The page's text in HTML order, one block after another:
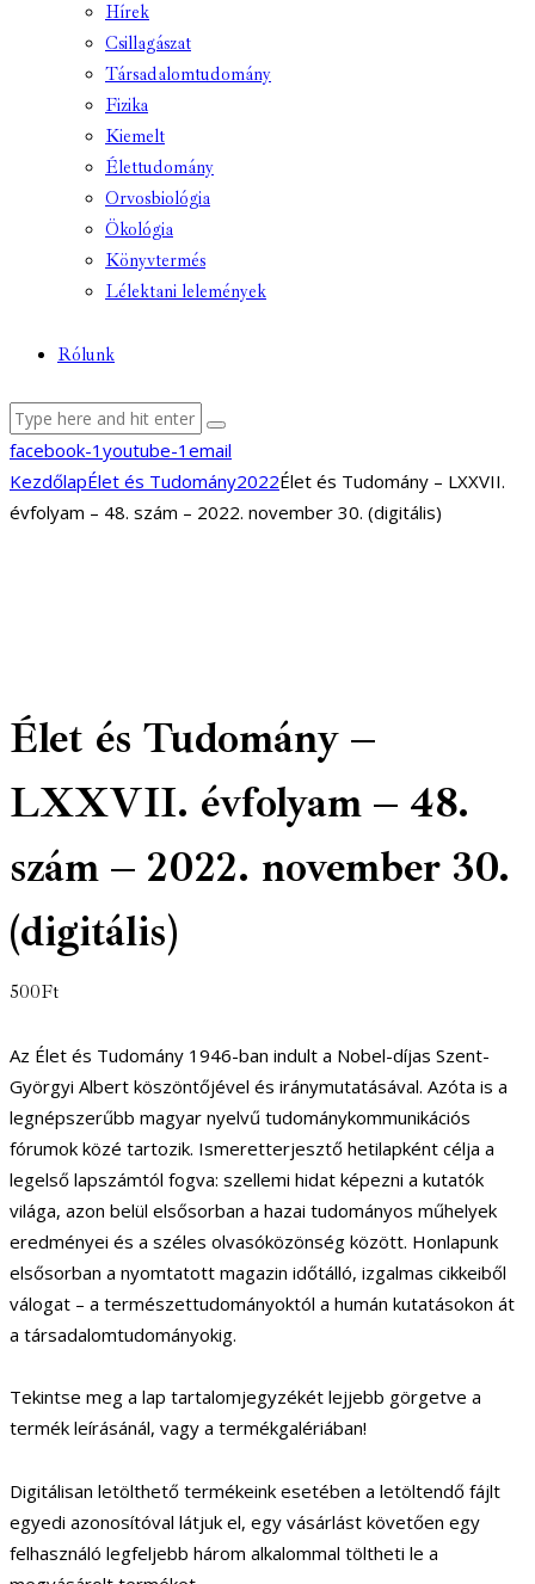
Hírek
Csillagászat
Társadalomtudomány
Fizika
Kiemelt
Élettudomány
Orvosbiológia
Ökológia
Könyvtermés
Lélektani lelemények
Rólunk
facebook-1 youtube-1 email
KezdőlapÉlet és Tudomány2022Élet és Tudomány – LXXVII.
évfolyam – 48. szám – 2022. november 30. (digitális)
Élet és Tudomány –
LXXVII. évfolyam – 48.
szám – 2022. november 30.
(digitális)
500Ft
Az Élet és Tudomány 1946-ban indult a Nobel-díjas Szent-
Györgyi Albert köszöntőjével és iránymutatásával. Azóta is a
legnépszerűbb magyar nyelvű tudománykommunikációs
fórumok közé tartozik. Ismeretterjesztő hetilapként célja a
legelső lapszámtól fogva: szellemi hidat képezni a kutatók
világa, azon belül elsősorban a hazai tudományos műhelyek
eredményei és a széles olvasóközönség között. Honlapunk
elsősorban a nyomtatott magazin időtálló, izgalmas cikkeiből
válogat – a természettudományoktól a humán kutatásokon át
a társadalomtudományokig.
Tekintse meg a lap tartalomjegyzékét lejjebb görgetve a
termék leírásánál, vagy a termékgalériában!
Digitálisan letölthető termékeink esetében a letöltendő fájlt
egyedi azonosítóval látjuk el, egy vásárlást követően egy
felhasználó legfeljebb három alkalommal töltheti le a